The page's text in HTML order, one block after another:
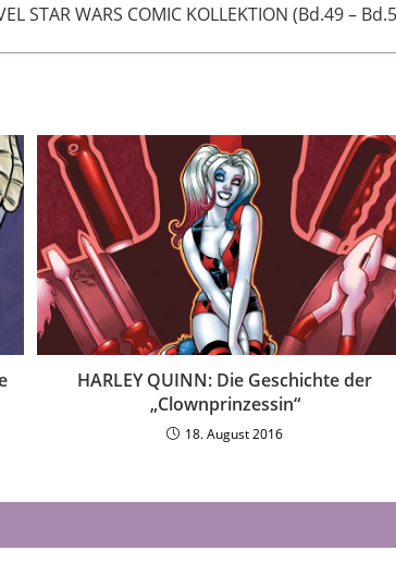
STAR WARS COMIC KOLLEKTION (Bd.49 –
HARLEY QUINN: Die Geschichte der
„Clownprinzessin“
18. August 2016